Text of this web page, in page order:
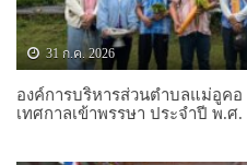
31 ก.ค. 2026
องค์การบริหารส่วนตำบลแม่อูคอ
เทศกาลเข้าพรรษา ประจำปี พ.